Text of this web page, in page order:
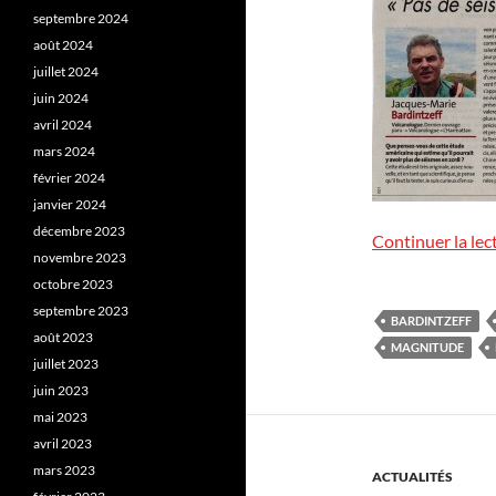
Continuer la
BARDINTZEFF
MAGNITUDE
ACTUALITÉS
septembre 2024
août 2024
juillet 2024
juin 2024
avril 2024
mars 2024
février 2024
janvier 2024
décembre 2023
novembre 2023
octobre 2023
septembre 2023
août 2023
juillet 2023
juin 2023
mai 2023
avril 2023
mars 2023